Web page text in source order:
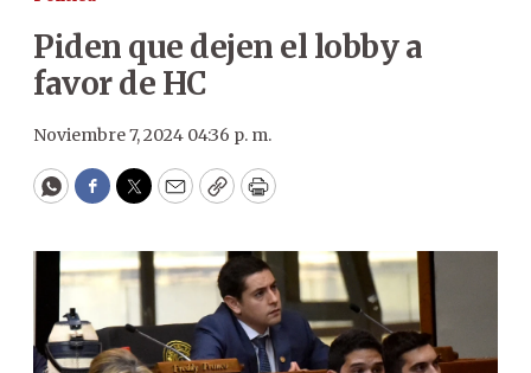
Piden que dejen el lobby a
favor de HC
Noviembre 7, 2024 04:36 p. m.
WhatsApp
Facebook
Twitter
EmailCopyPrint